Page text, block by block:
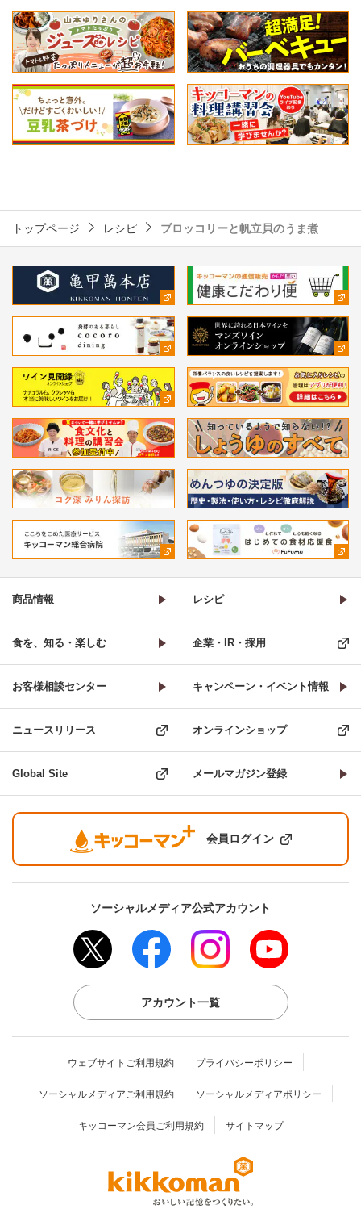
トップページ レシピ ブロッコリーと帆立貝のうま煮
商品情報 レシピ
食を、知る・楽しむ 企業・IR・採用
お客様相談センター キャンペーン・イベント情報
ニュースリリース オンラインショップ
Global Site メールマガジン登録
会員ログイン
ソーシャルメディア公式アカウント
アカウント一覧
ウェブサイトご利用規約 プライバシーポリシー
ソーシャルメディアご利用規約 ソーシャルメディアポリシー
キッコーマン会員ご利用規約 サイトマップ